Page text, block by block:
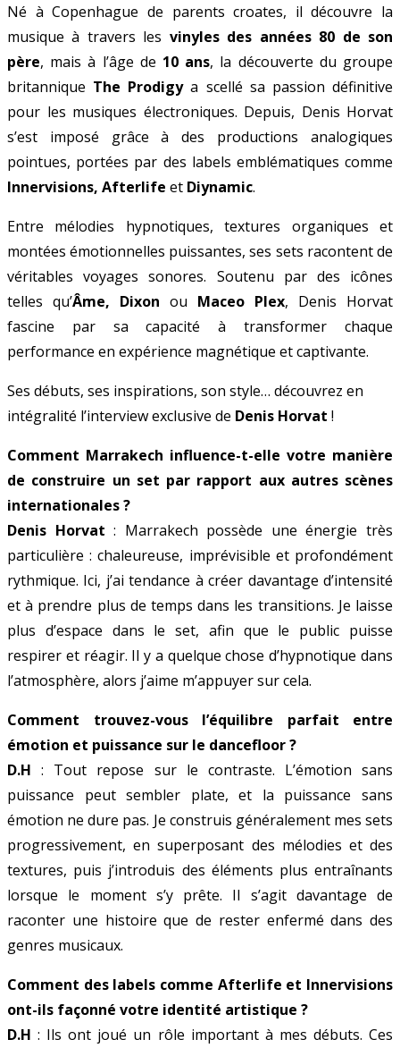
Né à Copenhague de parents croates, il découvre la
musique à travers les vinyles des années 80 de son
père, mais à l’âge de 10 ans, la découverte du groupe
britannique The Prodigya scellé sa passion définitive
pour les musiques électroniques. Depuis, Denis Horvat
s’est imposé grâce à des productions analogiques
pointues, portées par des labels emblématiques comme
Innervisions, Afterlife et Diynamic.
Entre mélodies hypnotiques, textures organiques et
montées émotionnelles puissantes, ses sets racontent de
véritables voyages sonores. Soutenu par des icônes
telles qu’Âme, Dixon ou Maceo Plex, Denis Horvat
fascine par sa capacité à transformer chaque
performance en expérience magnétique et captivante.
Ses débuts, ses inspirations, son style… découvrez en
intégralité l’interview exclusive de Denis Horvat !
Comment Marrakech influence-t-elle votre manière
de construire un set par rapport aux autres scènes
internationales ?
Denis Horvat : Marrakech possède une énergie très
particulière : chaleureuse, imprévisible et profondément
rythmique. Ici, j’ai tendance à créer davantage d’intensité
et à prendre plus de temps dans les transitions. Je laisse
plus d’espace dans le set, afin que le public puisse
respirer et réagir. Il y a quelque chose d’hypnotique dans
l’atmosphère, alors j’aime m’appuyer sur cela.
Comment trouvez-vous l’équilibre parfait entre
émotion et puissance sur le dancefloor ?
D.H : Tout repose sur le contraste. L’émotion sans
puissance peut sembler plate, et la puissance sans
émotion ne dure pas. Je construis généralement mes sets
progressivement, en superposant des mélodies et des
textures, puis j’introduis des éléments plus entraînants
lorsque le moment s’y prête. Il s’agit davantage de
raconter une histoire que de rester enfermé dans des
genres musicaux.
Comment des labels comme Afterlife et Innervisions
ont-ils façonné votre identité artistique ?
D.H : Ils ont joué un rôle important à mes débuts. Ces